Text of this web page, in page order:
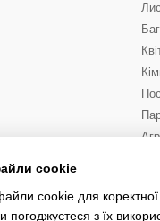
cookie
cookie для
погоджуєтеся з їх